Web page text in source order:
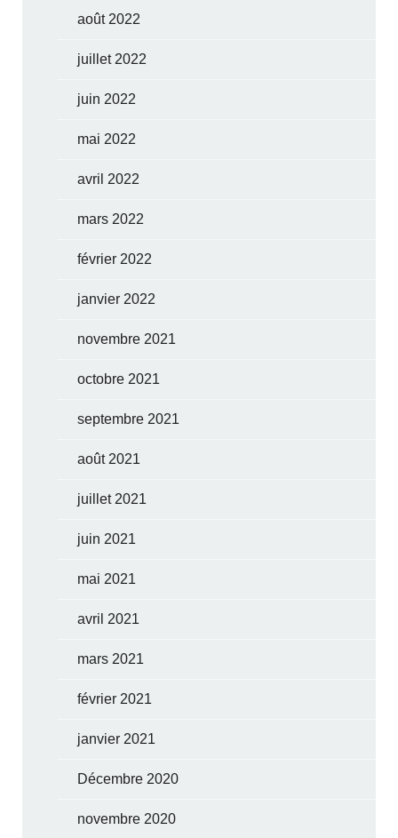
août 2022
juillet 2022
juin 2022
mai 2022
avril 2022
mars 2022
février 2022
janvier 2022
novembre 2021
octobre 2021
septembre 2021
août 2021
juillet 2021
juin 2021
mai 2021
avril 2021
mars 2021
février 2021
janvier 2021
Décembre 2020
novembre 2020